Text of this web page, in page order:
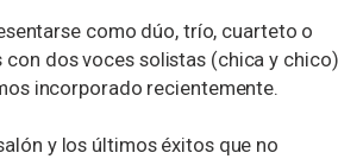
como dúo, trío, cuarteto o
con dos voces solistas (chica y
incorporado recientemente.
y los últimos éxitos que no